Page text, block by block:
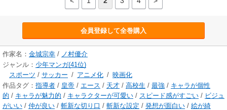
会員登録して全巻購入
作家名： 金城宗幸 / ノ村優介
ジャンル： 少年マンガ(41位)
スポーツ / サッカー / アニメ化 / 映画化
作品タグ： 指導者 / 皇帝 / エース / 天才 / 高校生 / 最強 / キャラが個性
的 / キャラが魅力的 / キャラクターが可愛い / スピード感がすごい / ビジュ
がいい / 仲が良い / 斬新な切り口 / 斬新な設定 / 発想が面白い / 絵が綺